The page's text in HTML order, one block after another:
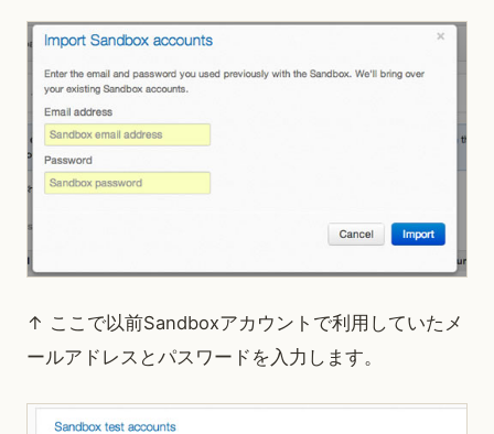
↑ ここで以前Sandboxアカウントで利用していたメ
ールアドレスとパスワードを入力します。